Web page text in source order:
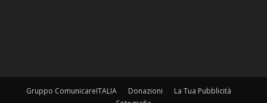
Gruppo ComunicareITALIA Donazioni
La Tua Pubblicità